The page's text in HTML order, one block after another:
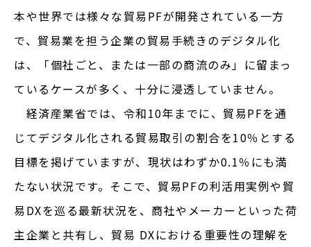
本や世界では様々な貿易PFが開発されている一方
で、貿易業を担う企業の貿易手続きのデジタル化
は、「個社ごと、または一部の商流のみ」に留まっ
ているケースが多く、十分に浸透していません。
経済産業省では、令和10年までに、貿易PFを通
じてデジタル化される貿易取引の割合を10％とする
目標を掲げていますが、現状はわずか0.1％にも満
たない状況です。そこで、貿易PFの利活用実例や貿
易DXを巡る最新状況を、商社やメーカーといった荷
主企業と共有し、貿易 DXにおける重要性の理解を